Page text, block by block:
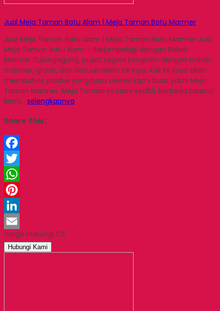
Jual Meja Taman Batu Alam | Meja Taman Batu Marmer
Jual Meja Taman Batu Alam | Meja Taman Batu Marmer Jual
Meja Taman Batu Alam – Berjumpalagi dengan Pabrik
Marmer Tulungagung, pusat segala kerajinan dengan bahan
marmer, granit, dan batuan alam lainnya. Kali ini saya akan
membahas produk yang baru selesai kami buat yakni Meja
Taman Marmer. Meja Taman ini kami sedikit berbeda karena
kami… selengkapnya
Share This :
Facebook
Twitter
WhatsApp
Pinterest
LinkedIn
Email
Harga Hubungi CS
Hubungi Kami